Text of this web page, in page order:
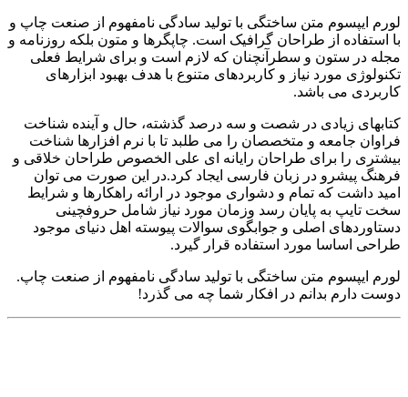
لورم ایپسوم متن ساختگی با تولید سادگی نامفهوم از صنعت چاپ و
با استفاده از طراحان گرافیک است. چاپگرها و متون بلکه روزنامه و
مجله در ستون و سطرآنچنان که لازم است و برای شرایط فعلی
تکنولوژی مورد نیاز و کاربردهای متنوع با هدف بهبود ابزارهای
کاربردی می باشد.
کتابهای زیادی در شصت و سه درصد گذشته، حال و آینده شناخت
فراوان جامعه و متخصصان را می طلبد تا با نرم افزارها شناخت
بیشتری را برای طراحان رایانه ای علی الخصوص طراحان خلاقی و
فرهنگ پیشرو در زبان فارسی ایجاد کرد.در این صورت می توان
امید داشت که تمام و دشواری موجود در ارائه راهکارها و شرایط
سخت تایپ به پایان رسد وزمان مورد نیاز شامل حروفچینی
دستاوردهای اصلی و جوابگوی سوالات پیوسته اهل دنیای موجود
طراحی اساسا مورد استفاده قرار گیرد.
لورم ایپسوم متن ساختگی با تولید سادگی نامفهوم از صنعت چاپ.
دوست دارم بدانم در افکار شما چه می گذرد!